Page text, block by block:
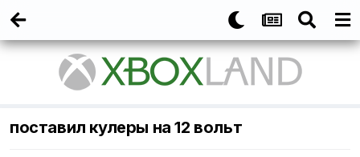
поставил кулеры на 12 вольт